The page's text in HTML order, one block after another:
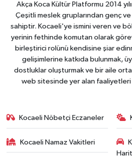
Akça Koca Kültür Platformu 2014
Çeşitli meslek gruplarından genç
sahiptir. Kocaeli'ye ismini veren ve
yerinin fethinde komutan olarak
birleştirici rolünü kendisine şiar
gelişimlerine katkıda bulunmak,
dostluklar oluşturmak ve bir aile
web sitesinde yer alan
Kocaeli Nöbetçi Eczaneler
Kocaeli Namaz Vakitleri